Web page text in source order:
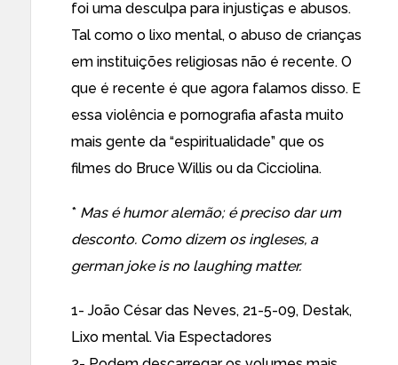
foi uma desculpa para injustiças e abusos.
Tal como o lixo mental, o abuso de crianças
em instituições religiosas não é recente. O
que é recente é que agora falamos disso. E
essa violência e pornografia afasta muito
mais gente da “espiritualidade” que os
filmes do Bruce Willis ou da Cicciolina.
* Mas é humor alemão; é preciso dar um
desconto. Como dizem os ingleses, a
german joke is no laughing matter.
1- João César das Neves, 21-5-09, Destak,
Lixo mental. Via Espectadores